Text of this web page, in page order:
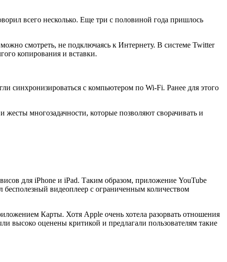
всего несколько. Еще три с половиной года пришлось
смотреть, не подключаясь к Интернету. В системе Twitter
копирования и вставки.
синхронизироваться с компьютером по Wi-Fi. Ранее для этого
многозадачности, которые позволяют сворачивать и
для iPhone и iPad. Таким образом, приложение YouTube
бесполезный видеоплеер с ограниченным количеством
Карты. Хотя Apple очень хотела разорвать отношения
высоко оценены критикой и предлагали пользователям такие